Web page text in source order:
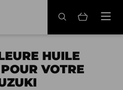
HUILE
VOTRE